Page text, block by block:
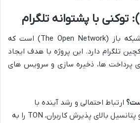
تون کوین، توکن بومی شبکه باز (The Open Network) است که
تلگرام دارد. این پروژه با هدف ایجاد
پرداخت ها، ذخیره سازی و سرویس های
ارتباط احتمالی و رشد آینده با
اکوسیستم تلگرام، و پتانسیل بالای پذیرش کاربران، TON را به